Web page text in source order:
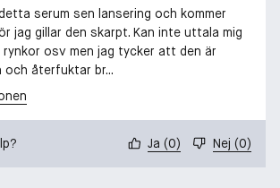
serum sen lansering och kommer
jag gillar den skarpt. Kan inte uttala mig
osv men jag tycker att den är
och återfuktar br...
Ja (0) Nej (0)